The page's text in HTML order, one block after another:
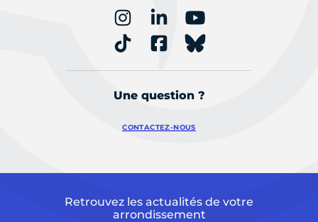
Une question ?
CONTACTEZ-NOUS
Retrouvez les actualités de votre
arrondissement